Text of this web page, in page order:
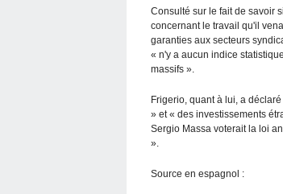
Consulté sur le fait de savoir
concernant le travail qu'il
garanties aux secteurs
« n'y a aucun indice
massifs ».
Frigerio, quant à lui, a
» et « des investissements
Sergio Massa voterait la loi
».
Source en espagnol :